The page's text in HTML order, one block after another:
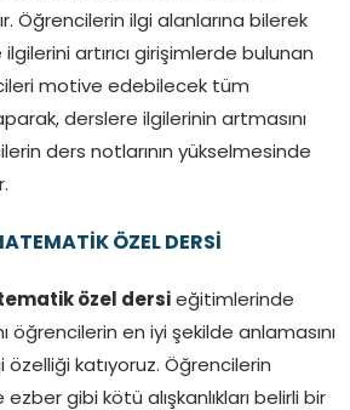
Öğrencilerin ilgi alanlarına bilerek
artırıcı girişimlerde bulunan
motive edebilecek tüm
derslere ilgilerinin artmasını
ders notlarının yükselmesinde
ÖZEL DERSİ
özel dersi eğitimlerinde
öğrencilerin en iyi şekilde anlamasını
özelliği katıyoruz. Öğrencilerin
gibi kötü alışkanlıkları belirli bir